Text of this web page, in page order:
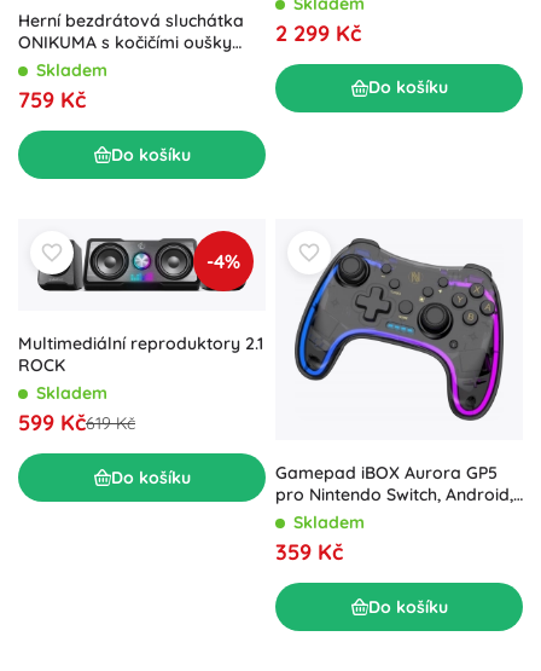
Herní bezdrátová sluchátka
ONIKUMA s kočičími oušky
modrá
Skladem
759 Kč
Do košíku
2 299 Kč
Do košíku
-4%
Multimediální reproduktory 2.1
ROCK
Skladem
599 Kč619 Kč
Do košíku
Gamepad iBOX Aurora GP5
pro Nintendo Switch, Android,
iOS, Windows
Skladem
359 Kč
Do košíku